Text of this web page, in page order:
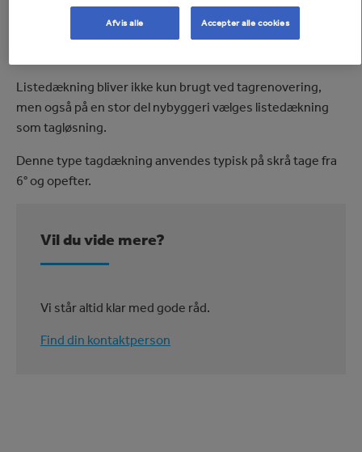
Listedækning bliver ikke kun brugt ved tagrenovering,
men også på en stor del nybyggeri vælges listedækning
som tagløsning.
Denne type tagdækning anvendes typisk på skrå tage fra
6° og opefter.
Vil du vide mere?
Vi står altid klar med gode råd.
Find din kontaktperson
Afvis alle Accepter alle cookies